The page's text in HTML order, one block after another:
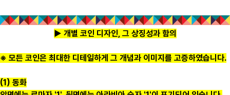
▶ 개별 코인 디자인, 그 상징성과 함의
※ 모든 코인은 최대한 디테일하게 그 개념과 이미지를 고증하였습니다.
(1) 동화